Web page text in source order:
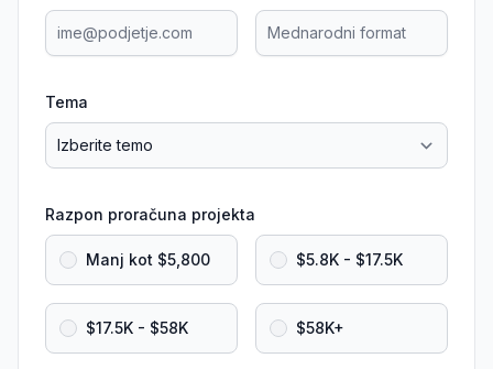
Tema
Razpon proračuna projekta
Manj kot $5,800 $5.8K - $17.5K
$17.5K - $58K $58K+